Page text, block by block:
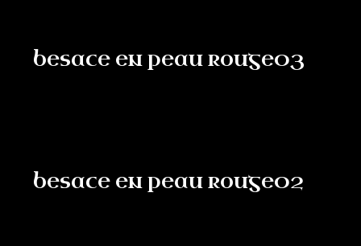
besace en peau rouge03
besace en peau rouge02